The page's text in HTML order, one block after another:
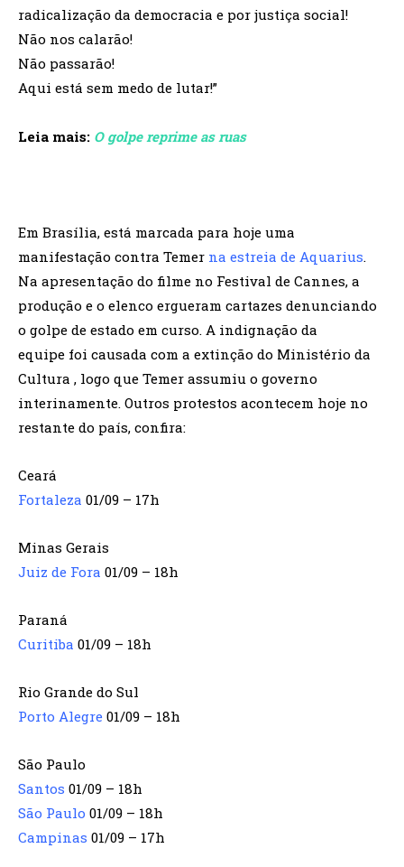
radicalização da democracia e por justiça social!
Não nos calarão!
Não passarão!
Aqui está sem medo de lutar!”
Leia mais: O golpe reprime as ruas
Em Brasília, está marcada para hoje uma
manifestação contra Temer na estreia de Aquarius.
Na apresentação do filme no Festival de Cannes, a
produção e o elenco ergueram cartazes denunciando
o golpe de estado em curso. A indignação da
equipe foi causada com a extinção do Ministério da
Cultura , logo que Temer assumiu o governo
interinamente. Outros protestos acontecem hoje no
restante do país, confira:
Ceará
Fortaleza 01/09 – 17h
Minas Gerais
Juiz de Fora 01/09 – 18h
Paraná
Curitiba 01/09 – 18h
Rio Grande do Sul
Porto Alegre 01/09 – 18h
São Paulo
Santos 01/09 – 18h
São Paulo 01/09 – 18h
Campinas 01/09 – 17h